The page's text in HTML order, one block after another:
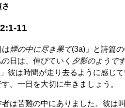
さ
11
は煙の中に尽き果て(3a)」と詩篇
日は、伸びていく 夕影のようで
彼は時間が走り去るように感じ
。一日を大切に生きましょう。
は苦難の中にありました。彼は